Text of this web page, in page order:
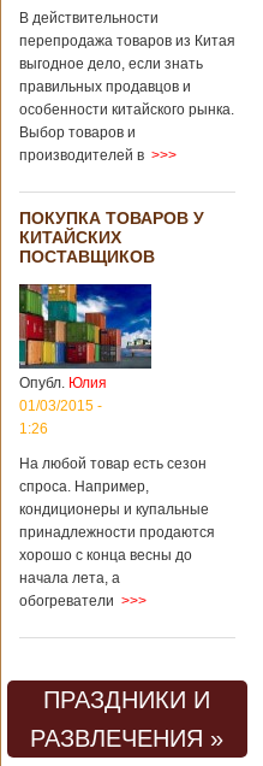
В действительности
перепродажа товаров из Китая
выгодное дело, если знать
правильных продавцов и
особенности китайского рынка.
Выбор товаров и
производителей в >>>
ПОКУПКА ТОВАРОВ У
КИТАЙСКИХ
ПОСТАВЩИКОВ
Опубл. Юлия
01/03/2015 -
1:26
На любой товар есть сезон
спроса. Например,
кондиционеры и купальные
принадлежности продаются
хорошо с конца весны до
начала лета, а
обогреватели >>>
ПРАЗДНИКИ И
РАЗВЛЕЧЕНИЯ »